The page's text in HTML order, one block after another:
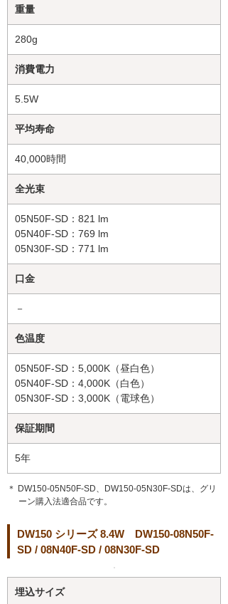
重量
280g
消費電力
5.5W
平均寿命
40,000時間
全光束
05N50F-SD：821 lm
05N40F-SD：769 lm
05N30F-SD：771 lm
口金
－
色温度
05N50F-SD：5,000K（昼白色）
05N40F-SD：4,000K（白色）
05N30F-SD：3,000K（電球色）
保証期間
5年
＊ DW150-05N50F-SD、DW150-05N30F-SDは、グリ
ーン購入法適合品です。
DW150 シリーズ 8.4W DW150-08N50F-
SD / 08N40F-SD / 08N30F-SD
埋込サイズ